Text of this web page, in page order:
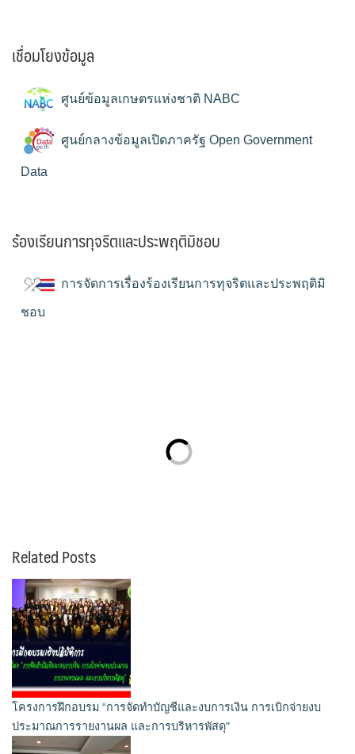
เชื่อมโยงข้อมูล
ศูนย์ข้อมูลเกษตรแห่งชาติ NABC
ศูนย์กลางข้อมูลเปิดภาครัฐ Open Government
Data
ร้องเรียนการทุจริตและประพฤติมิชอบ
การจัดการเรื่องร้องเรียนการทุจริตและประพฤติมิ
ชอบ
Related Posts
โครงการฝึกอบรม “การจัดทำบัญชีและงบการเงิน การเบิกจ่ายงบ
ประมาณการรายงานผล และการบริหารพัสดุ"